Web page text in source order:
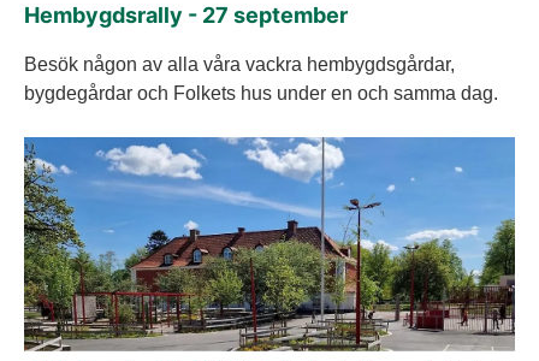
Hembygdsrally - 27 september
Besök någon av alla våra vackra hembygdsgårdar,
bygdegårdar och Folkets hus under en och samma dag.